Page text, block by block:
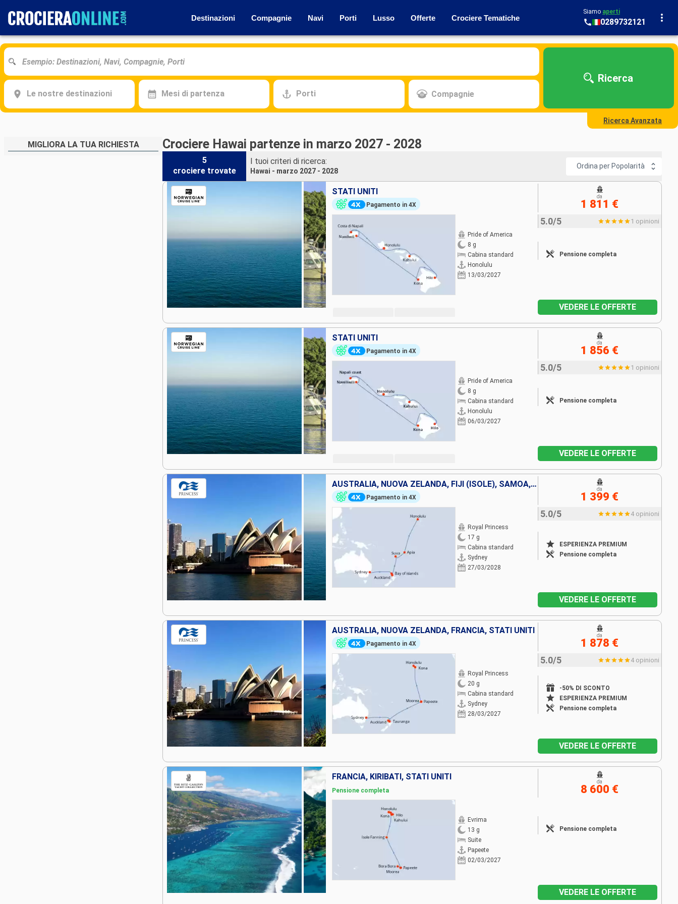
Destinazioni Compagnie Navi Porti Lusso Offerte Crociere Tematiche
Siamo aperti
0289732121
Le nostre destinazioni Mesi di partenza Porti Compagnie
Ricerca
Ricerca Avanzata
MIGLIORA LA TUA RICHIESTA Crociere Hawai partenze in marzo 2027 - 2028
5
crociere trovate
I tuoi criteri di ricerca:
Hawai - marzo 2027 - 2028
Ordina per Popolarità
STATI UNITI
Pagamento in 4X
Pride of America
8 g
Cabina standard
Honolulu
13/03/2027
5.0/5 1 opinioni
Pensione completa
da
1 811 €
VEDERE LE OFFERTE
STATI UNITI
Pagamento in 4X
Pride of America
8 g
Cabina standard
Honolulu
06/03/2027
5.0/5 1 opinioni
Pensione completa
da
1 856 €
VEDERE LE OFFERTE
AUSTRALIA, NUOVA ZELANDA, FIJI (ISOLE), SAMOA, STATI UNITI
Pagamento in 4X
Royal Princess
17 g
Cabina standard
Sydney
27/03/2028
5.0/5 4 opinioni
ESPERIENZA PREMIUM
Pensione completa
da
1 399 €
VEDERE LE OFFERTE
AUSTRALIA, NUOVA ZELANDA, FRANCIA, STATI UNITI
Pagamento in 4X
Royal Princess
20 g
Cabina standard
Sydney
28/03/2027
5.0/5 4 opinioni
-50% DI SCONTO
ESPERIENZA PREMIUM
Pensione completa
da
1 878 €
VEDERE LE OFFERTE
FRANCIA, KIRIBATI, STATI UNITI
Pensione completa
Evrima
13 g
Suite
Papeete
02/03/2027
Pensione completa
da
8 600 €
VEDERE LE OFFERTE